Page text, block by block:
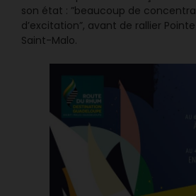
son état : ”beaucoup de
d’excitation”, avant de rallier
Saint-Malo.